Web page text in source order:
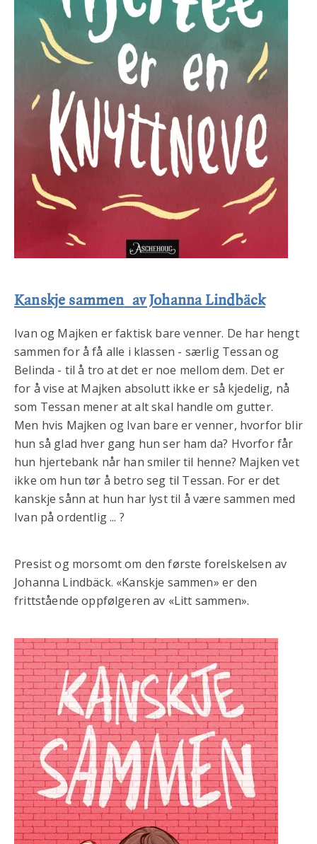
Kanskje sammenav Johanna Lindbäck
Ivan og Majken er faktisk bare venner. De har hengt
sammen for å få alle i klassen - særlig Tessan og
Belinda - til å tro at det er noe mellom dem. Det er
for å vise at Majken absolutt ikke er så kjedelig, nå
som Tessan mener at alt skal handle om gutter.
Men hvis Majken og Ivan bare er venner, hvorfor blir
hun så glad hver gang hun ser ham da? Hvorfor får
hun hjertebank når han smiler til henne? Majken vet
ikke om hun tør å betro seg til Tessan. For er det
kanskje sånn at hun har lyst til å være sammen med
Ivan på ordentlig ... ?
Presist og morsomt om den første forelskelsen av
Johanna Lindbäck. «Kanskje sammen» er den
frittstående oppfølgeren av «Litt sammen».